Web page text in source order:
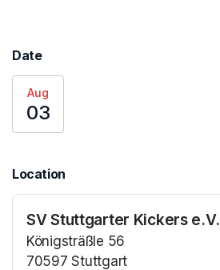
Date
Aug
03
Location
SV Stuttgarter Kickers e.V.
Königsträßle 56
70597 Stuttgart